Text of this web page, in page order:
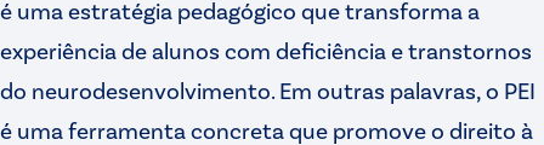
é uma estratégia pedagógico que transforma a
experiência de alunos com deficiência e transtornos
do neurodesenvolvimento. Em outras palavras, o PEI
é uma ferramenta concreta que promove o direito à